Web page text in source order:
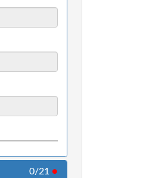
0/21 ●